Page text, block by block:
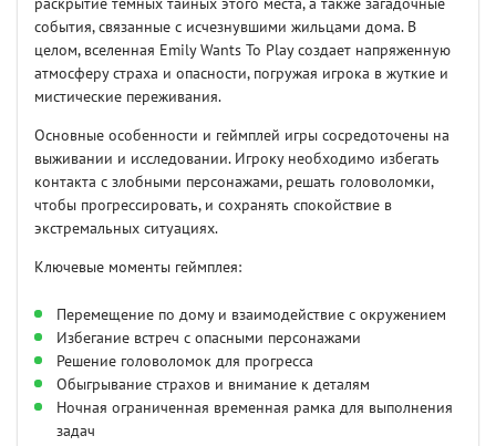
раскрытие тёмных тайных этого места, а также загадочные
события, связанные с исчезнувшими жильцами дома. В
целом, вселенная Emily Wants To Play создает напряженную
атмосферу страха и опасности, погружая игрока в жуткие и
мистические переживания.
Основные особенности и геймплей игры сосредоточены на
выживании и исследовании. Игроку необходимо избегать
контакта с злобными персонажами, решать головоломки,
чтобы прогрессировать, и сохранять спокойствие в
экстремальных ситуациях.
Ключевые моменты геймплея:
Перемещение по дому и взаимодействие с окружением
Избегание встреч с опасными персонажами
Решение головоломок для прогресса
Обыгрывание страхов и внимание к деталям
Ночная ограниченная временная рамка для выполнения
задач